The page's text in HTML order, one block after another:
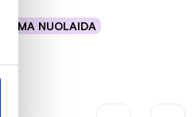
NUOLAIDA
Į krepšelį